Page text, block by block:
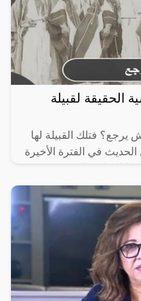
لقبيلة
فتلك القبيلة لها
في الفترة الأخيرة